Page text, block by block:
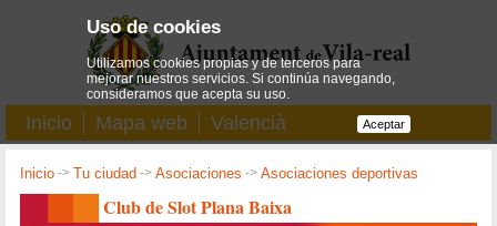
Inicio Mapa web Valencià
Inicio ->Tu ciudad ->Asociaciones ->Asociaciones deportivas
Club de Slot Plana Baixa
Uso de cookies
Utilizamos cookies propias y de terceros para
mejorar nuestros servicios. Si continúa navegando,
consideramos que acepta su uso.
Aceptar